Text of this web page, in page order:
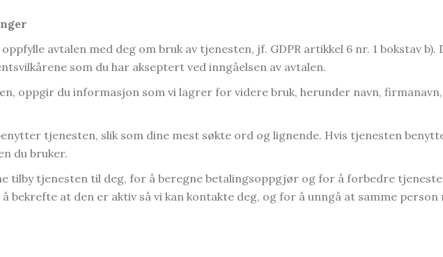
avtalen med deg om bruk av tjenesten, jf. GDPR artikkel 6 nr. 1 bokstav
som du har akseptert ved inngåelsen av avtalen.
oppgir du informasjon som vi lagrer for videre bruk, herunder navn,
tjenesten, slik som dine mest søkte ord og lignende. Hvis tjenesten
du bruker.
tilby tjenesten til deg, for å beregne betalingsoppgjør og for å forbedre
at den er aktiv så vi kan kontakte deg, og for å unngå at samme